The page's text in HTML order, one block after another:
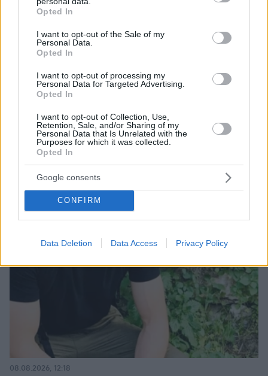
grant or deny consent to Google and its third-party tags to
use your data for below specified purposes in below Google
consent section.
Opted In
I want to opt-out of the Sale of my
Personal Data.
Opted In
I want to opt-out of processing my
Personal Data for Targeted Advertising.
Opted In
I want to opt-out of Collection, Use,
Retention, Sale, and/or Sharing of my
Personal Data that Is Unrelated with the
Purposes for which it was collected.
Opted In
Google consents
CONFIRM
Data Deletion Data Access Privacy Policy
τηλεγραφήματά τους από τη Μικρά Ασία το 1921
08.08.2026, 10:26
08.08.2026, 12:18